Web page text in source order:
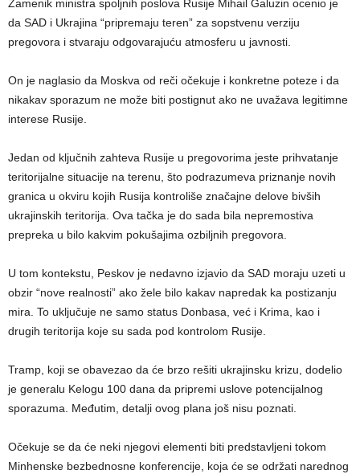
Zamenik ministra spoljnih poslova Rusije Mihail Galuzin ocenio je
da SAD i Ukrajina “pripremaju teren” za sopstvenu verziju
pregovora i stvaraju odgovarajuću atmosferu u javnosti.
On je naglasio da Moskva od reči očekuje i konkretne poteze i da
nikakav sporazum ne može biti postignut ako ne uvažava legitimne
interese Rusije.
Jedan od ključnih zahteva Rusije u pregovorima jeste prihvatanje
teritorijalne situacije na terenu, što podrazumeva priznanje novih
granica u okviru kojih Rusija kontroliše značajne delove bivših
ukrajinskih teritorija. Ova tačka je do sada bila nepremostiva
prepreka u bilo kakvim pokušajima ozbiljnih pregovora.
U tom kontekstu, Peskov je nedavno izjavio da SAD moraju uzeti u
obzir “nove realnosti” ako žele bilo kakav napredak ka postizanju
mira. To uključuje ne samo status Donbasa, već i Krima, kao i
drugih teritorija koje su sada pod kontrolom Rusije.
Tramp, koji se obavezao da će brzo rešiti ukrajinsku krizu, dodelio
je generalu Kelogu 100 dana da pripremi uslove potencijalnog
sporazuma. Međutim, detalji ovog plana još nisu poznati.
Očekuje se da će neki njegovi elementi biti predstavljeni tokom
Minhenske bezbednosne konferencije, koja će se održati narednog